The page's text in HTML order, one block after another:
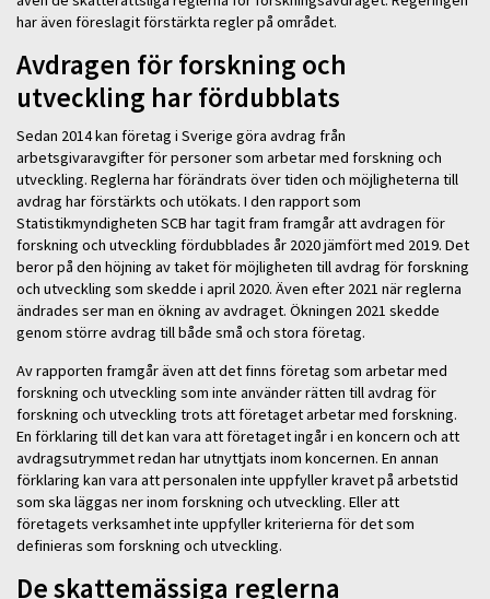
har även föreslagit förstärkta regler på området.
Avdragen för forskning och
utveckling har fördubblats
Sedan 2014 kan företag i Sverige göra avdrag från
arbetsgivaravgifter för personer som arbetar med forskning och
utveckling. Reglerna har förändrats över tiden och möjligheterna till
avdrag har förstärkts och utökats. I den rapport som
Statistikmyndigheten SCB har tagit fram framgår att avdragen för
forskning och utveckling fördubblades år 2020 jämfört med 2019. Det
beror på den höjning av taket för möjligheten till avdrag för forskning
och utveckling som skedde i april 2020. Även efter 2021 när reglerna
ändrades ser man en ökning av avdraget. Ökningen 2021 skedde
genom större avdrag till både små och stora företag.
Av rapporten framgår även att det finns företag som arbetar med
forskning och utveckling som inte använder rätten till avdrag för
forskning och utveckling trots att företaget arbetar med forskning.
En förklaring till det kan vara att företaget ingår i en koncern och att
avdragsutrymmet redan har utnyttjats inom koncernen. En annan
förklaring kan vara att personalen inte uppfyller kravet på arbetstid
som ska läggas ner inom forskning och utveckling. Eller att
företagets verksamhet inte uppfyller kriterierna för det som
definieras som forskning och utveckling.
De skattemässiga reglerna